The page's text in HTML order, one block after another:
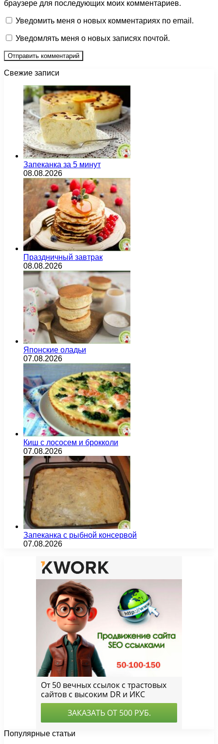
браузере для последующих моих комментариев.
Уведомить меня о новых комментариях по email.
Уведомлять меня о новых записях почтой.
Свежие записи
Запеканка за 5 минут
08.08.2026
Праздничный завтрак
08.08.2026
Японские оладьи
07.08.2026
Киш с лососем и брокколи
07.08.2026
Запеканка с рыбной консервой
07.08.2026
Популярные статьи